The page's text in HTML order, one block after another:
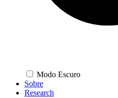
Modo Escuro
Sobre
Research